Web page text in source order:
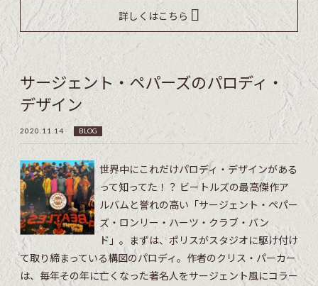
詳しくはこちら
サージェント・ペパーズのパロディ・
デザイン
2020.11.14 BLOG
世界中にこれだけパロディ・デザインがある
って知ってた！？ ビートルズの最高傑作ア
ルバムと誉れの高い「サージェント・ペパー
ズ・ロンリー・ハーツ・クラブ・バン
ド」。まずは、ポリスがスタジオに駆け付け
て取り締まっている構図のパロディ。作者のクリス・パーカー
は、毎年その年に亡くなった著名人をサージェント風にコラー